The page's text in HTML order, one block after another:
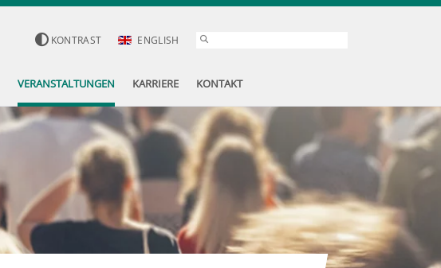
KONTRAST ENGLISH
VERANSTALTUNGEN KARRIERE KONTAKT